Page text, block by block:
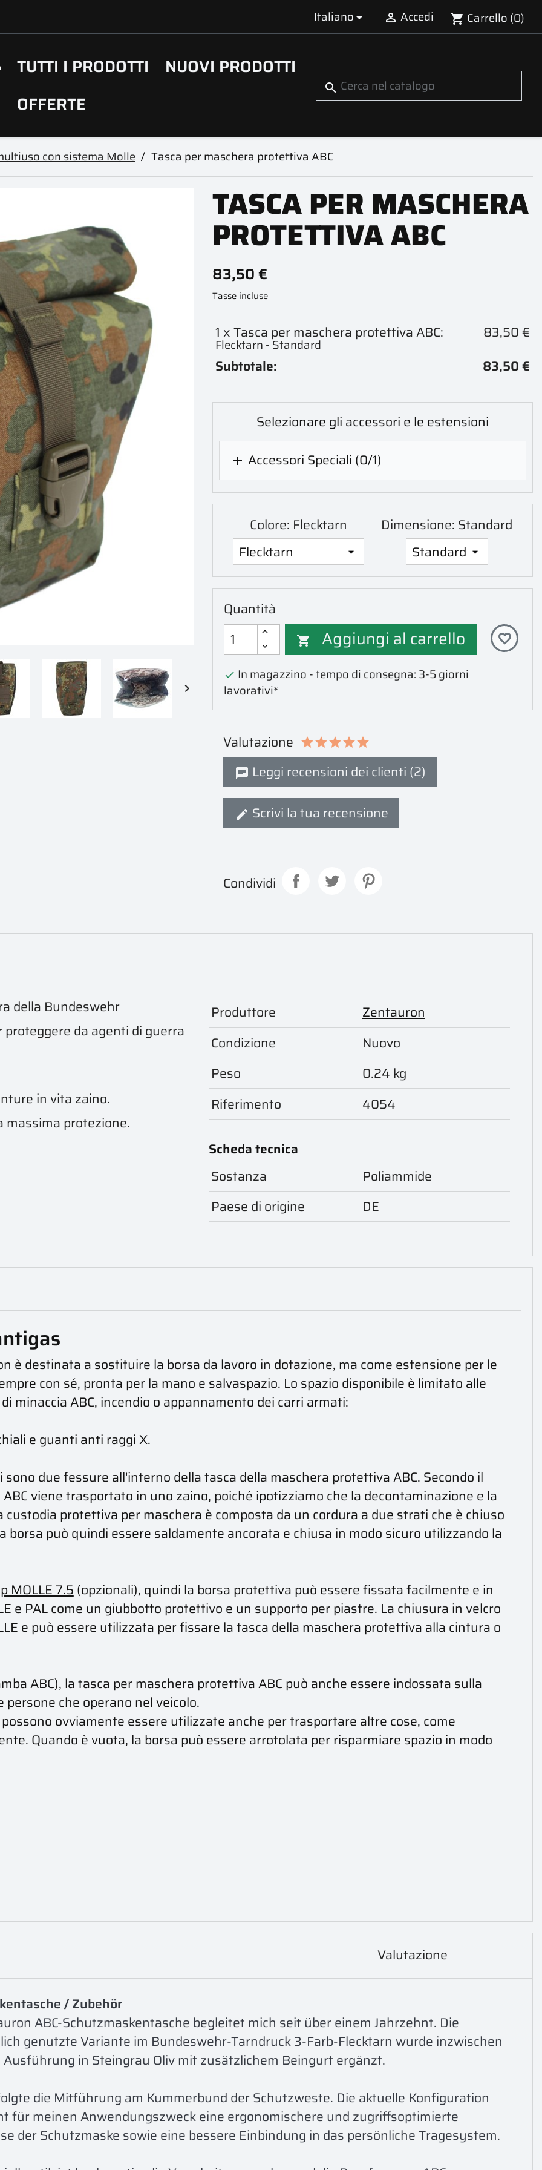
Italiano  Accedi shopping_cart Carrello (0)
TUTTI I PRODOTTI
NUOVI PRODOTTI
OFFERTE
search
con sistema Molle Tasca per maschera protettiva ABC

TASCA PER MASCHERA
PROTETTIVA ABC
83,50 €
Tasse incluse
1 x Tasca per maschera protettiva ABC:
Flecktarn - Standard
83,50 €
Subtotale:
83,50 €
Selezionare gli accessori e le estensioni
 Accessori Speciali (0/1)
Colore: Flecktarn Dimensione: Standard
Quantità
 Aggiungi al carrello favorite_border
 In magazzino - tempo di consegna: 3-5 giorni
lavorativi*
Valutazione
Leggi recensioni dei clienti (2)
Scrivi la tua recensione
Condividi
della Bundeswehr
da agenti di guerra
in vita zaino.
massima protezione.
Produttore
Zentauron
Condizione
Nuovo
Peso
0.24 kg
Riferimento
4054
Scheda tecnica
Sostanza
Poliammide
Paese di origine
DE
è destinata a sostituire la borsa da lavoro in dotazione, ma come estensione per le
con sé, pronta per la mano e salvaspazio. Lo spazio disponibile è limitato alle
minaccia ABC, incendio o appannamento dei carri armati:
e guanti anti raggi X.
due fessure all'interno della tasca della maschera protettiva ABC. Secondo il
viene trasportato in uno zaino, poiché ipotizziamo che la decontaminazione e la
protettiva per maschera è composta da un cordura a due strati che è chiuso
può quindi essere saldamente ancorata e chiusa in modo sicuro utilizzando la
MOLLE 7.5 (opzionali), quindi la borsa protettiva può essere fissata facilmente e in
e PAL come un giubbotto protettivo e un supporto per piastre. La chiusura in velcro
e può essere utilizzata per fissare la tasca della maschera protettiva alla cintura o
ABC), la tasca per maschera protettiva ABC può anche essere indossata sulla
che operano nel veicolo.
ovviamente essere utilizzate anche per trasportare altre cose, come
Quando è vuota, la borsa può essere arrotolata per risparmiare spazio in modo
Valutazione
/ Zubehör
ABC-Schutzmaskentasche begleitet mich seit über einem Jahrzehnt. Die
genutzte Variante im Bundeswehr-Tarndruck 3-Farb-Flecktarn wurde inzwischen
Ausführung in Steingrau Oliv mit zusätzlichem Beingurt ergänzt.
die Mitführung am Kummerbund der Schutzweste. Die aktuelle Konfiguration
für meinen Anwendungszweck eine ergonomischere und zugriffsoptimierte
der Schutzmaske sowie eine bessere Einbindung in das persönliche Tragesystem.